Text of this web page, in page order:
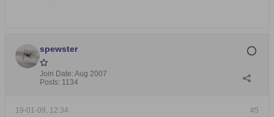
spewster
Join Date: Aug 2007
Posts: 1134
#5
19-01-09, 12:34